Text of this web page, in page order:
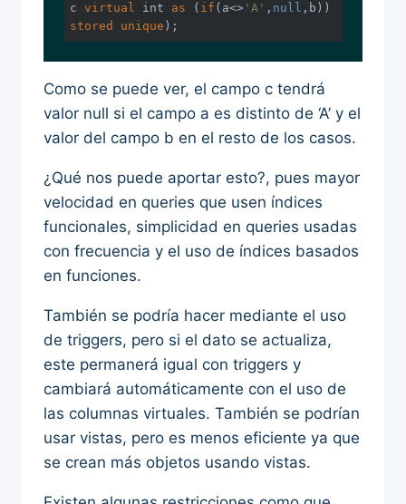
c virtual int as ( if (a<> 'A' , null
stored
unique );
Como se puede ver, el campo c tendrá
valor null si el campo a es distinto de ‘A’ y el
valor del campo b en el resto de los casos.
¿Qué nos puede aportar esto?, pues mayor
velocidad en queries que usen índices
funcionales, simplicidad en queries usadas
con frecuencia y el uso de índices basados
en funciones.
También se podría hacer mediante el uso
de triggers, pero si el dato se actualiza,
este permanerá igual con triggers y
cambiará automáticamente con el uso de
las columnas virtuales. También se podrían
usar vistas, pero es menos eficiente ya que
se crean más objetos usando vistas.